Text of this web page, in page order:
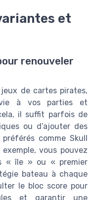
et
renouveler
de cartes pirates,
à vos parties et
il suffit parfois de
ou d’ajouter des
comme Skull
vous pouvez
« île » ou « premier
bateau à chaque
le bloc score pour
et garantir une